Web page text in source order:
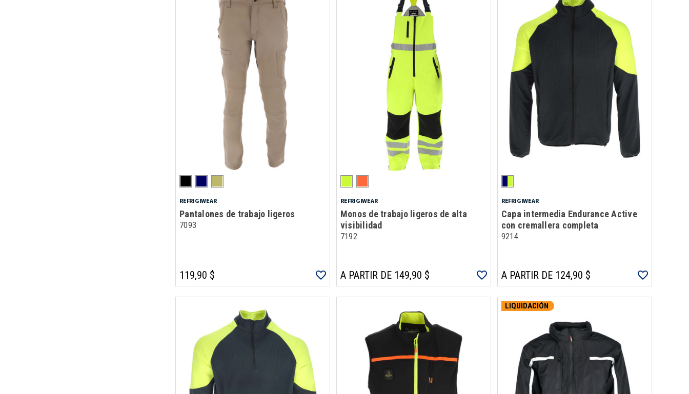
REFRIGIWEAR
Pantalones de trabajo ligeros
7093
119,90 $
REFRIGIWEAR
Monos de trabajo ligeros de alta
visibilidad
7192
A PARTIR DE 149,90 $
REFRIGIWEAR
Capa intermedia Endurance Active
con cremallera completa
9214
A PARTIR DE 124,90 $
LIQUIDACIÓN